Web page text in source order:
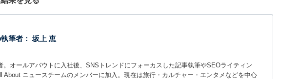
筆者： 坂上 恵
。オールアバウトに入社後、SNSトレンドにフォーカスした記事執筆やSEOライティン
About ニュースチームのメンバーに加入。現在は旅行・カルチャー・エンタメなどを中心